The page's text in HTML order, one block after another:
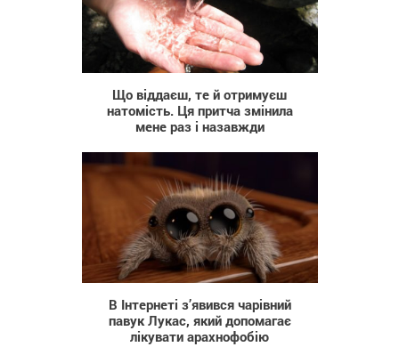
Що віддаєш, те й отримуєш
натомість. Ця притча змінила
мене раз і назавжди
1 037
В Інтернеті з’явився чарівний
павук Лукас, який допомагає
лікувати арахнофобію